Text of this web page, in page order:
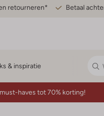
retourneren* Betaal
& inspiratie
haves tot 70% korting!